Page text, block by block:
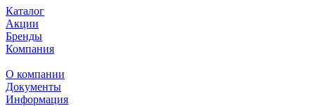
Каталог
Акции
Бренды
Компания
О компании
Документы
Информация